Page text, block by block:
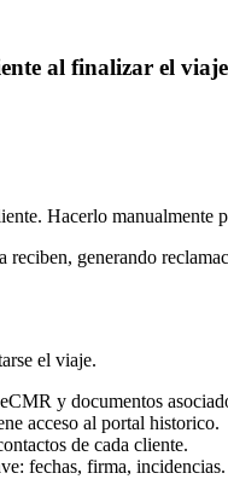
al finalizar el
Hacerlo manualmente
generando
el viaje.
y documentos
acceso al portal historico.
de cada cliente.
fechas, firma, incidencias.